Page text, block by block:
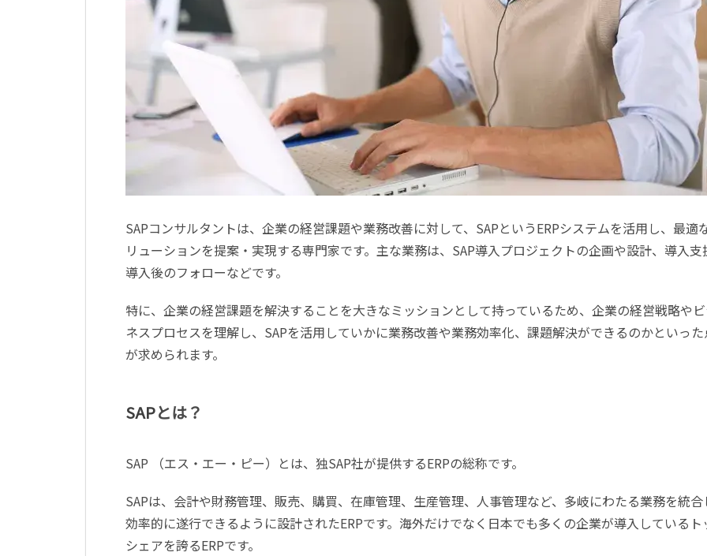
SAPコンサルタントは、企業の経営課題や業務改善に対して、 SAPというERPシステムを活用し、最適
リューションを提案・実現する専門家です。主な業務は、 SAP導入プロジェクトの企画や設計、導入支
導入後のフォローなどです。
特に、企業の経営課題を解決することを大きなミッションとして持っているため、企業の経営戦略や
ネスプロセスを理解し、 SAPを活用していかに業務改善や業務効率化、課題解決ができるのかといっ
が求められます。
SAPとは？
SAP （エス・エー・ピー）とは、独SAP社が提供するERPの総称です。
SAPは、会計や財務管理、販売、購買、在庫管理、生産管理、人事管理など、多岐にわたる業務を統合
効率的に遂行できるように設計されたERPです。海外だけでなく日本でも多くの企業が導入しているト
シェアを誇るERPです。